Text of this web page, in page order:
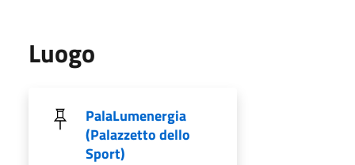
Luogo
PalaLumenergia
(Palazzetto dello
Sport)